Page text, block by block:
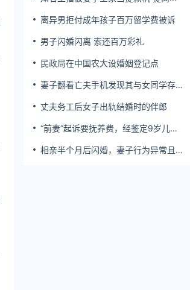
离异男拒付成年孩子百万留学费被诉
男子闪婚闪离 索还百万彩礼
民政局在中国农大设婚姻登记点
妻子翻看亡夫手机发现其与女同学存婚
丈夫务工后女子出轨结婚时的伴郎
“前妻”起诉要抚养费，经鉴定9岁儿子
相亲半个月后闪婚，妻子行为异常且持